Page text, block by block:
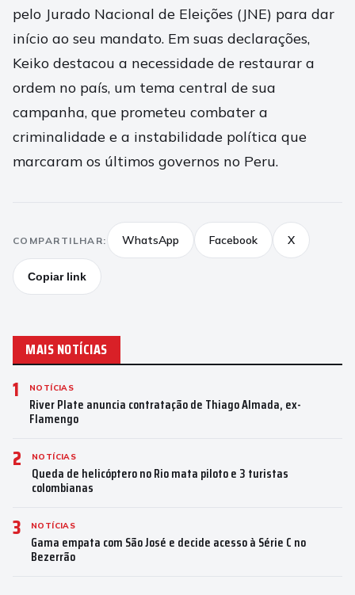
pelo Jurado Nacional de Eleições (JNE) para dar
início ao seu mandato. Em suas declarações,
Keiko destacou a necessidade de restaurar a
ordem no país, um tema central de sua
campanha, que prometeu combater a
criminalidade e a instabilidade política que
marcaram os últimos governos no Peru.
COMPARTILHAR: WhatsApp Facebook X
Copiar link
MAIS NOTÍCIAS
1 NOTÍCIAS
River Plate anuncia contratação de Thiago Almada, ex-
Flamengo
2 NOTÍCIAS
Queda de helicóptero no Rio mata piloto e 3 turistas
colombianas
3 NOTÍCIAS
Gama empata com São José e decide acesso à Série C no
Bezerrão